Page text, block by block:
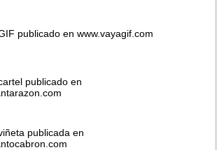
publicado en www.vayagif.com
publicado en
publicada en